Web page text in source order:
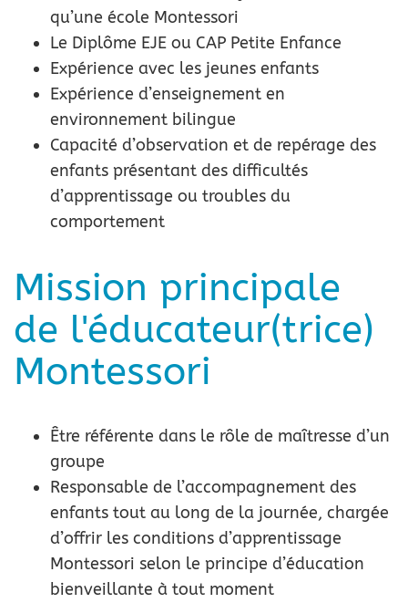
qu’une école Montessori
Le Diplôme EJE ou CAP Petite Enfance
Expérience avec les jeunes enfants
Expérience d’enseignement en
environnement bilingue
Capacité d’observation et de repérage des
enfants présentant des difficultés
d’apprentissage ou troubles du
comportement
Mission principale
de l'éducateur(trice)
Montessori
Être référente dans le rôle de maîtresse d’un
groupe
Responsable de l’accompagnement des
enfants tout au long de la journée, chargée
d’offrir les conditions d’apprentissage
Montessori selon le principe d’éducation
bienveillante à tout moment